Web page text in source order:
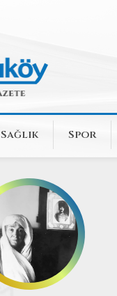
Sağlık Spor